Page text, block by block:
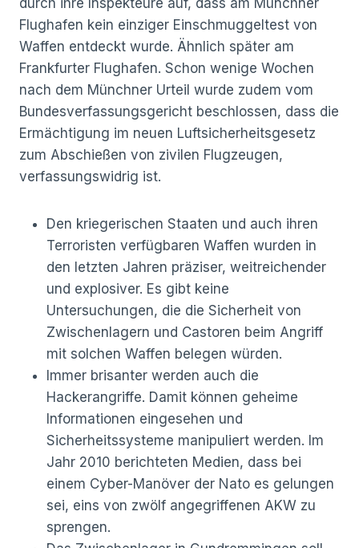
Flughafen kein einziger Einschmuggeltest von
Waffen entdeckt wurde. Ähnlich später am
Frankfurter Flughafen. Schon wenige Wochen
nach dem Münchner Urteil wurde zudem vom
Bundesverfassungsgericht beschlossen, dass die
Ermächtigung im neuen Luftsicherheitsgesetz
zum Abschießen von zivilen Flugzeugen,
verfassungswidrig ist.
Den kriegerischen Staaten und auch ihren
Terroristen verfügbaren Waffen wurden in
den letzten Jahren präziser, weitreichender
und explosiver. Es gibt keine
Untersuchungen, die die Sicherheit von
Zwischenlagern und Castoren beim Angriff
mit solchen Waffen belegen würden.
Immer brisanter werden auch die
Hackerangriffe. Damit können geheime
Informationen eingesehen und
Sicherheitssysteme manipuliert werden. Im
Jahr 2010 berichteten Medien, dass bei
einem Cyber-Manöver der Nato es gelungen
sei, eins von zwölf angegriffenen AKW zu
sprengen.